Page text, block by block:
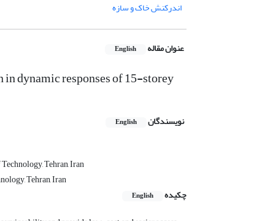
اندرکنش خاک و سازه
عنوان مقاله English
dynamic responses of 15-storey
نویسندگان English
Tehran, Iran
Tehran, Iran
چکیده
English